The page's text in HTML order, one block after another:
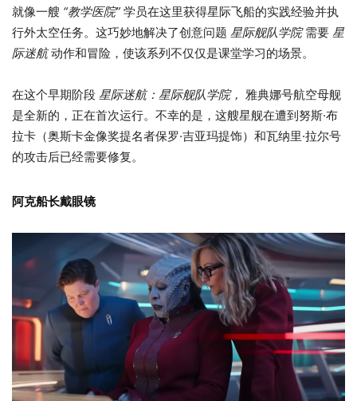
就像一艘 “教学医院” 学员在这里获得星际飞船的实践经验并执
行外太空任务。这巧妙地解决了创意问题 星际舰队学院需要 星
际迷航动作和冒险，使该系列不仅仅是课堂学习的场景。
在这个早期阶段 星际迷航：星际舰队学院， 雅典娜号航空母舰
是全新的，正在首次运行。不幸的是，这艘星舰在遭到努斯·布
拉卡（奥斯卡金像奖提名者保罗·吉亚玛提饰）和瓦纳里·拉尔号
的攻击后已经需要修复。
阿克船长戴眼镜